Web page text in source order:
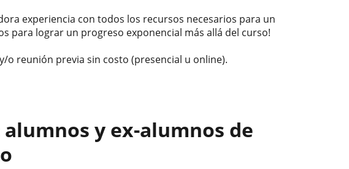
experiencia con todos los recursos necesarios para un
para lograr un progreso exponencial más allá del curso!
o reunión previa sin costo (presencial u online).
y ex-alumnos de